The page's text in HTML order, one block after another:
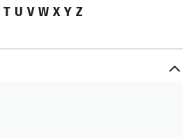
T U V W X Y Z